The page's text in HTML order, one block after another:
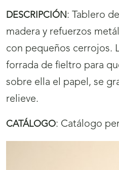
DESCRIPCIÓN: Tablero
madera y refuerzos
con pequeños cerrojos.
forrada de fieltro para
sobre ella el papel, se
relieve.
CATÁLOGO: Catálogo